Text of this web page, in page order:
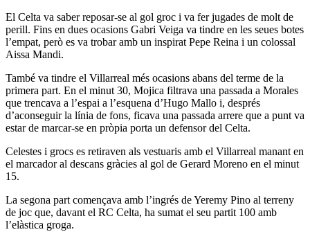
El Celta va saber reposar-se al gol groc i va fer jugades de molt de
perill. Fins en dues ocasions Gabri Veiga va tindre en les seues botes
l’empat, però es va trobar amb un inspirat Pepe Reina i un colossal
Aissa Mandi.
També va tindre el Villarreal més ocasions abans del terme de la
primera part. En el minut 30, Mojica filtrava una passada a Morales
que trencava a l’espai a l’esquena d’Hugo Mallo i, després
d’aconseguir la línia de fons, ficava una passada arrere que a punt va
estar de marcar-se en pròpia porta un defensor del Celta.
Celestes i grocs es retiraven als vestuaris amb el Villarreal manant en
el marcador al descans gràcies al gol de Gerard Moreno en el minut
15.
La segona part començava amb l’ingrés de Yeremy Pino al terreny
de joc que, davant el RC Celta, ha sumat el seu partit 100 amb
l’elàstica groga.